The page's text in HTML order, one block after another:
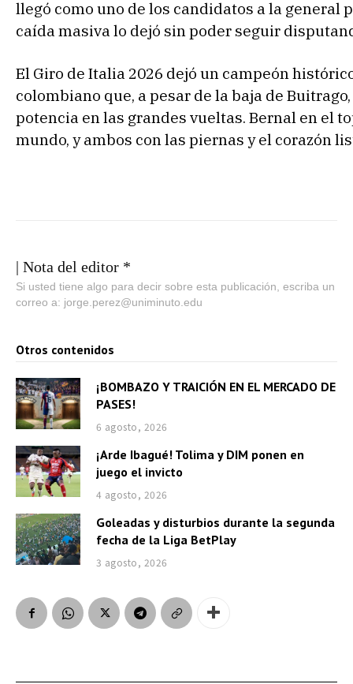
llegó como uno de los candidatos a la general
caída masiva lo dejó sin poder seguir
El Giro de Italia 2026 dejó un campeón
colombiano que, a pesar de la baja de
potencia en las grandes vueltas. Bernal en el
mundo, y ambos con las piernas y el corazón
| Nota del editor *
Si usted tiene algo para decir sobre esta publicación, escriba un
correo a: jorge.perez@uniminuto.edu
Otros contenidos
¡BOMBAZO Y TRAICIÓN EN EL MERCADO DE
PASES!
6 agosto, 2026
¡Arde Ibagué! Tolima y DIM ponen en
juego el invicto
4 agosto, 2026
Goleadas y disturbios durante la segunda
fecha de la Liga BetPlay
3 agosto, 2026